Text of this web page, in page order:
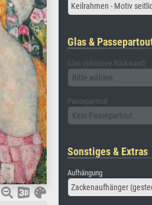
Keilrahmen - Motiv
Glas &
Glas (inklusive Rückwand)
Bitte wählen
Passepartout
Kein Passepartout
Sonstiges & Extras
Aufhängung
Zackenaufhänger